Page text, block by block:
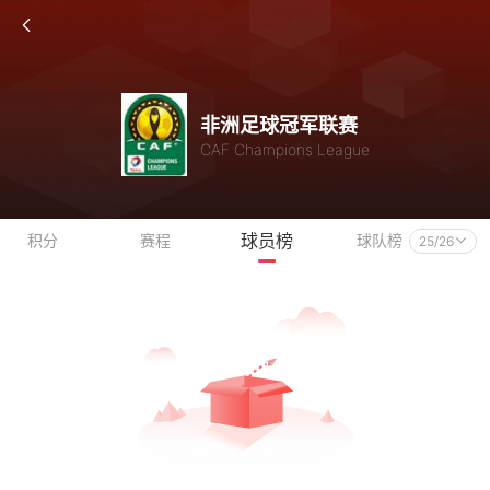
非洲足球冠军联赛
CAF Champions League
积分 赛程 球员榜 球队榜 25/26